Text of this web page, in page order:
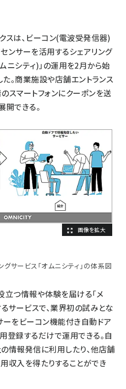
スは、ビーコン(電波受発信器)
ンサーを活用するシェアリング
ニシティ)」の運用を2月から始
。商業施設や店舗エントランス
スマートフォンにクーポンを送
開できる。
サービス「オムニシティ」の体系図
立つ情報や体験を届ける「メ
サービスで、業界初の試みとな
ーをビーコン機能付き自動ドア
登録するだけで運用できる。自
情報発信に利用したり、他店舗
収入を得たりすることができ